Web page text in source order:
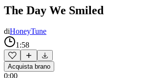
The Day We Smiled
diHoneyTune
1:58
Acquista brano
0:00